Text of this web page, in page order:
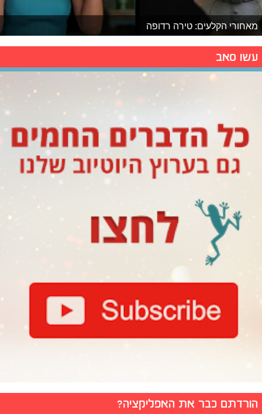
מאחורי הקלעים: טירה רדופה
עשו סאב
הורדתם כבר את האפליקציה?